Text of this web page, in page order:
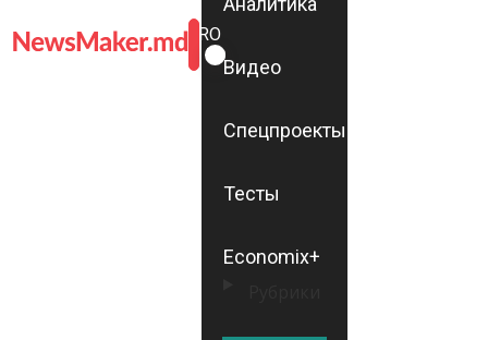
ROMÂNĂ
RU
Видео
Спецпроекты
Тесты
Economix+